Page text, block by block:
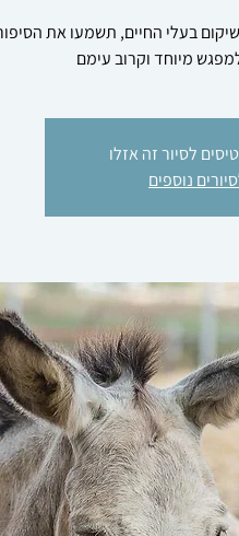
בעלי החיים, תשמעו את
מיוחד וקרוב עימם
לסיור זה אזלו
נוספים